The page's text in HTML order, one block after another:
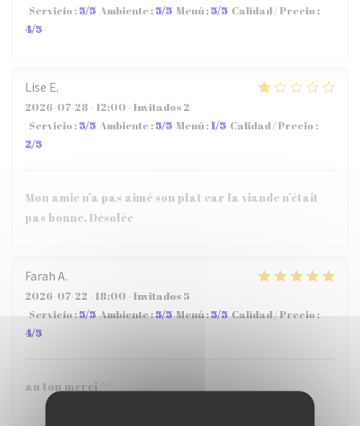
Servicio:5/5 Ambiente :5/5 Menú:5/5 Calidad / Precio:
4/5
Lise E
2026-07-28 - 12:00 - Invitados 2
Servicio:5/5 Ambiente :5/5 Menú:1/5 Calidad / Precio:
2/5
Mon amie n’a pas aimé son plat car la viande n’était
pas bonne. Désolée
Farah A
2026-07-22 - 18:00 - Invitados 5
Servicio:5/5 Ambiente:5/5 Menú:5/5 Calidad / Precio:
4/5
au top merci ^^